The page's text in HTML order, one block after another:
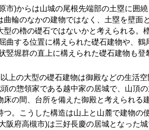
市)からは山城の尾根先端部の土塁に囲
曲輪のなかの建物ではなく、土塁を壁面
型の櫓の礎石ではないかと考えられる。
曲する位置に構えられた礎石建物や、
竪堀群の直上に構えられた礎石建物も
上の大型の礎石建物は御殿などの生活
の惣領家である越中家の居城で、山頂
床の間、台所を備えた御殿と考えられる
つ。こうした構造は山上と山麓で建物の
阪府高槻市)は三好長慶の居城となった